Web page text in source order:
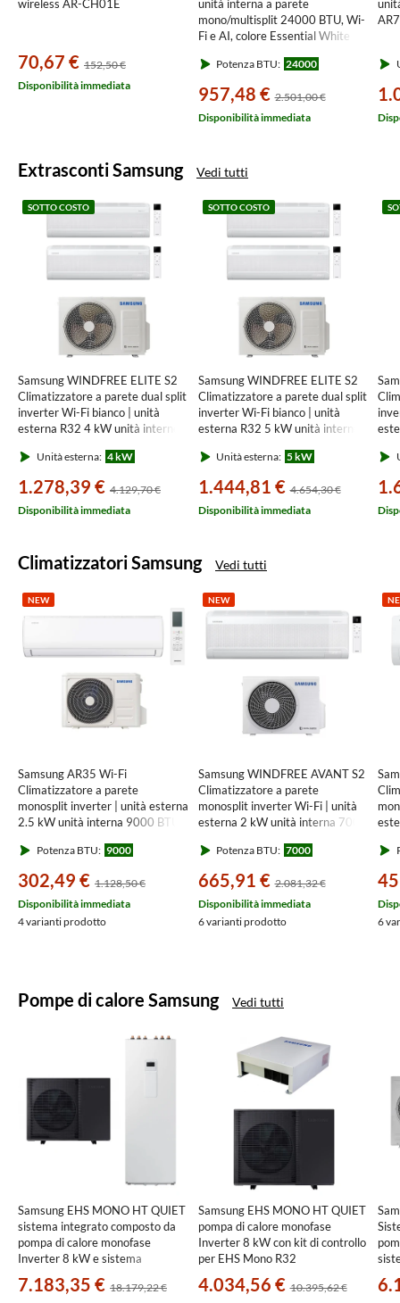
wireless AR-CH01E
70,67 € 152,50 €
Disponibilità immediata
unità interna a parete
mono/multisplit 24000 BTU, Wi-
Fi e AI, colore Essential White
Potenza BTU: 24000
957,48 € 2.501,00 €
Disponibilità immediata
Extrasconti Samsung Vedi tutti
SOTTO COSTO
Samsung WINDFREE ELITE S2
Climatizzatore a parete dual split
inverter Wi-Fi bianco | unità
esterna R32 4 kW unità interne
AJ040TXJ2KG/EU+AR70F[07|07]CAAWNEU
Unità esterna: 4 kW
1.278,39 € 4.129,70 €
Disponibilità immediata
SOTTO COSTO
Samsung WINDFREE ELITE S2
Climatizzatore a parete dual split
inverter Wi-Fi bianco | unità
esterna R32 5 kW unità interne
AJ050TXJ2KG/
Unità esterna: 5 kW
1.444,81 € 4.654,30 €
Disponibilità immediata
Climatizzatori Samsung Vedi tutti
NEW
Samsung AR35 Wi-Fi
Climatizzatore a parete
monosplit inverter | unità esterna
2.5 kW unità interna 9000 BTU
Potenza BTU: 9000
302,49 € 1.128,50 €
Disponibilità immediata
4 varianti prodotto
NEW
Samsung WINDFREE AVANT S2
Climatizzatore a parete
monosplit inverter Wi-Fi | unità
esterna 2 kW unità interna 7000
Potenza BTU: 7000
665,91 € 2.081,32 €
Disponibilità immediata
6 varianti prodotto
6
Pompe di calore Samsung Vedi tutti
Samsung EHS MONO HT QUIET
sistema integrato composto da
pompa di calore monofase
Inverter 8 kW e sistema
riscaldamento, raffrescamento e
7.183,35 € 18.179,22 €
Samsung EHS MONO HT QUIET
pompa di calore monofase
Inverter 8 kW con kit di controllo
per EHS Mono R32
E03CN
4.034,56 € 10.395,62 €